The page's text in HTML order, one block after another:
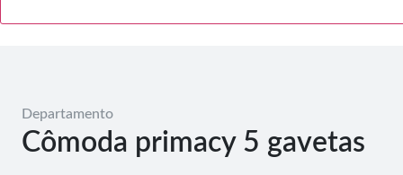
Departamento
Cômoda primacy 5 gavetas